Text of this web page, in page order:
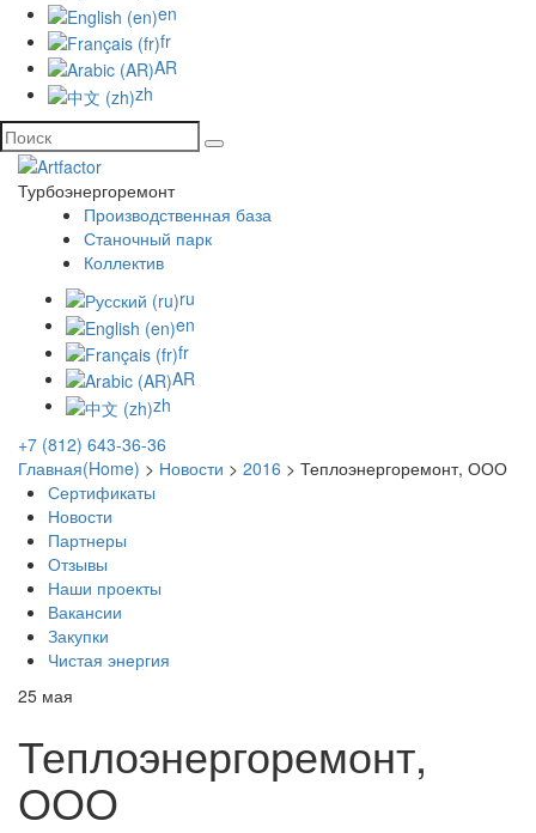
en
fr
AR
zh
Турбоэнергоремонт
Производственная база
Станочный парк
Коллектив
ru
en
fr
AR
zh
+7 (812) 643-36-36
Главная(Home) > Новости > 2016 > Теплоэнергоремонт, ООО
Сертификаты
Новости
Партнеры
Отзывы
Наши проекты
Вакансии
Закупки
Чистая энергия
25 мая
Теплоэнергоремонт,
ООО